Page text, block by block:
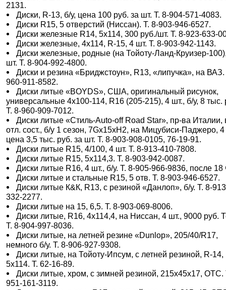
2131.
Диски, R-13, б/у, цена 100 руб. за шт. Т. 8-904-571-4083.
Диски R15, 5 отверстий (Ниссан). Т. 8-903-946-6527.
Диски железные R14, 5х114, 300 руб./шт. Т. 8-923-633-
Диски железные, 4х114, R-15, 4 шт. Т. 8-903-942-1143.
Диски железные, родные (на Тойоту-Ланд-Круизер-
шт. Т. 8-904-992-4800.
Диски и резина «Бриджстоун», R13, «липучка», на ВАЗ.
960-911-8582.
Диски литые «BOYDS», США, оригинальный рисунок,
универсальные 4х100-114, R16 (205-215), 4 шт., б/у, 8 тыс.
Т. 8-960-909-7012.
Диски литые «Стиль-Auto-off Road Star», пр-ва Италии,
отл. сост., б/у 1 сезон, 7Gх15хH2, на Мицубиси-Паджеро,
цена 3,5 тыс. руб. за шт. Т. 8-903-908-0105, 76-19-91.
Диски литые R15, 4/100, 4 шт. Т. 8-913-410-7808.
Диски литые R15, 5х114,3. Т. 8-903-942-0087.
Диски литые R16, 4 шт., б/у. Т. 8-905-966-9836, после 18
Диски литые и стальные R15, 5 отв. Т. 8-903-946-6527.
Диски литые К&К, R13, с резиной «Данлоп», б/у. Т. 8-
332-2277.
Диски литые на 15, 6,5. Т. 8-903-069-8006.
Диски литые, R16, 4х114,4, на Ниссан, 4 шт., 9000 руб.
Т. 8-904-997-8036.
Диски литые, на летней резине «Dunlop», 205/40/R17,
немного б/у. Т. 8-906-927-9308.
Диски литые, на Тойоту-Ипсум, с летней резиной, R-14,
5х114. Т. 62-16-89.
Диски литые, хром, с зимней резиной, 215х45х17, ОТС.
951-161-3119.